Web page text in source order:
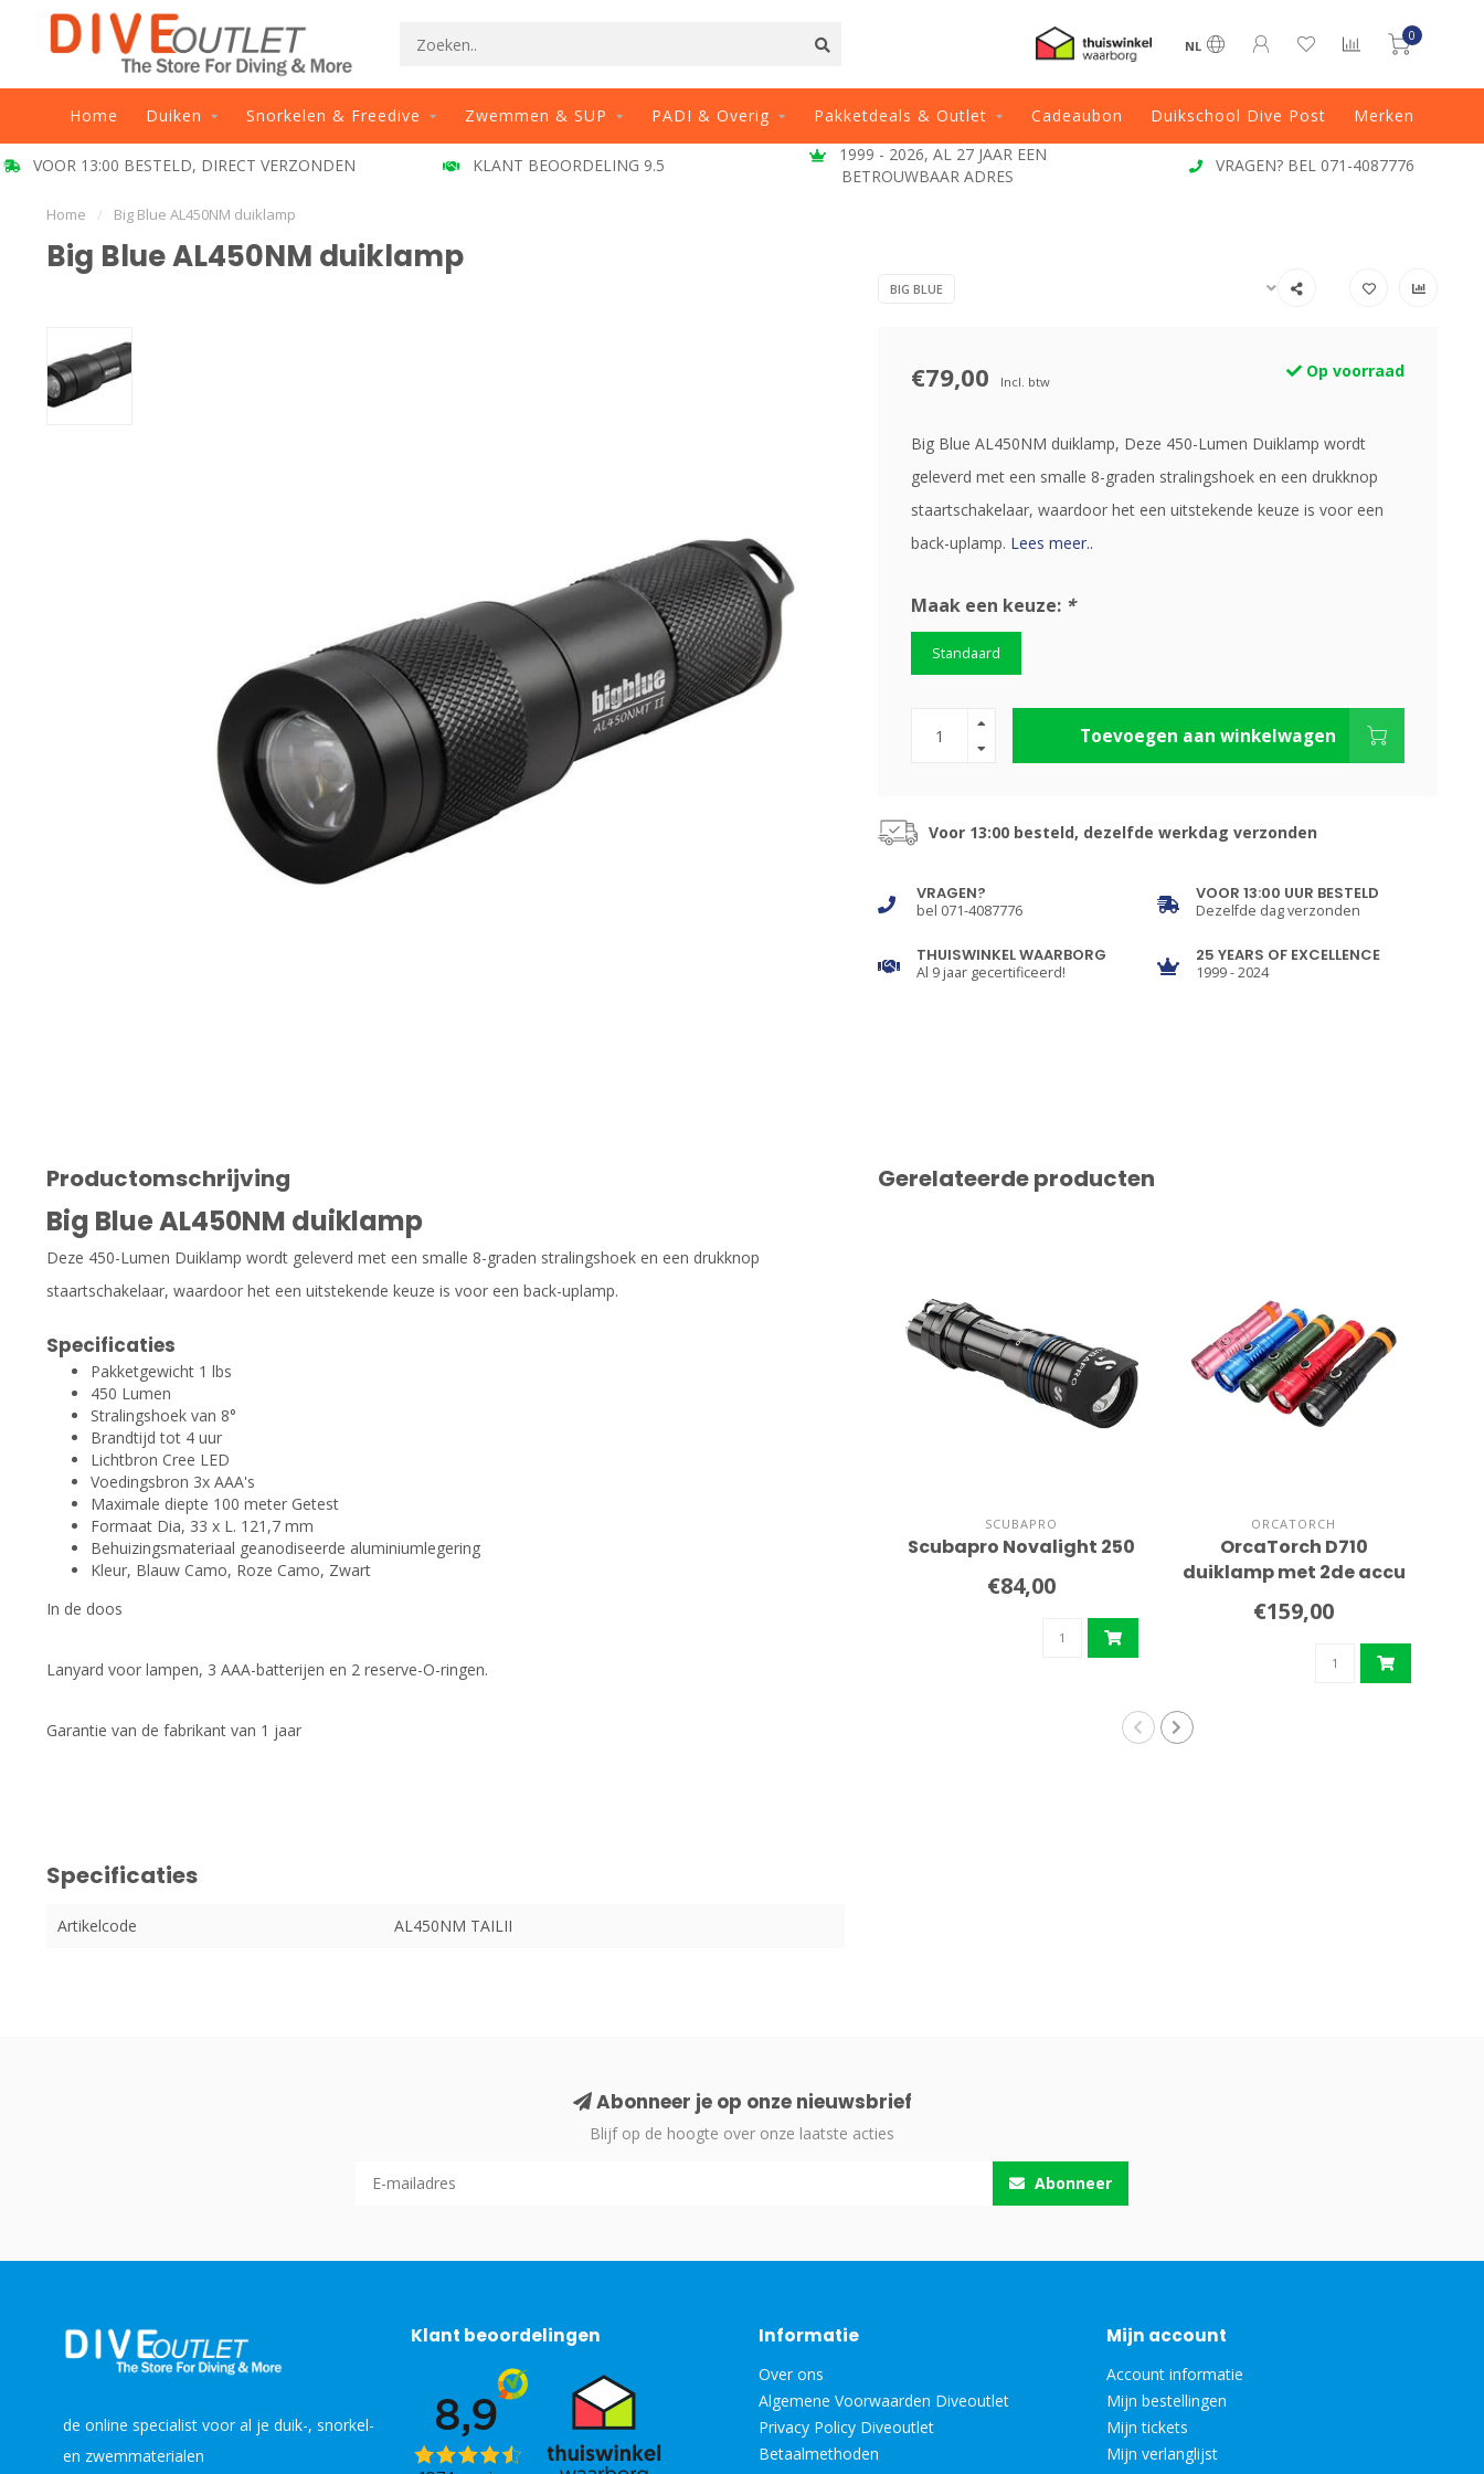
NL
0
Home Duiken Snorkelen & Freedive Zwemmen & SUP PADI & Overig Pakketdeals & Outlet Cadeaubon Duikschool Dive Post Merken
VOOR 13:00 BESTELD, DIRECT VERZONDEN KLANT BEOORDELING 9.5
1999 - 2026, AL 27 JAAR EEN
BETROUWBAAR ADRES
VRAGEN? BEL 071-4087776
Home / Big Blue AL450NM duiklamp
Big Blue AL450NM duiklamp
BIG BLUE
€79,00 Incl. btw
Op voorraad
Big Blue AL450NM duiklamp, Deze 450-Lumen Duiklamp wordt
geleverd met een smalle 8-graden stralingshoek en een drukknop
staartschakelaar, waardoor het een uitstekende keuze is voor een
back-uplamp. Lees meer..
Maak een keuze: *
Standaard
Toevoegen aan winkelwagen
Voor 13:00 besteld, dezelfde werkdag verzonden
VRAGEN?
bel 071-4087776
VOOR 13:00 UUR BESTELD
Dezelfde dag verzonden
THUISWINKEL WAARBORG
Al 9 jaar gecertificeerd!
25 YEARS OF EXCELLENCE
1999 - 2024
Productomschrijving
Big Blue AL450NM duiklamp
Deze 450-Lumen Duiklamp wordt geleverd met een smalle 8-graden stralingshoek en een drukknop
staartschakelaar, waardoor het een uitstekende keuze is voor een back-uplamp.
Specificaties
Pakketgewicht 1 lbs
450 Lumen
Stralingshoek van 8°
Brandtijd tot 4 uur
Lichtbron Cree LED
Voedingsbron 3x AAA's
Maximale diepte 100 meter Getest
Formaat Dia, 33 x L. 121,7 mm
Behuizingsmateriaal geanodiseerde aluminiumlegering
Kleur, Blauw Camo, Roze Camo, Zwart
In de doos
Lanyard voor lampen, 3 AAA-batterijen en 2 reserve-O-ringen.
Garantie van de fabrikant van 1 jaar
Specificaties
Artikelcode AL450NM TAILII
Gerelateerde producten
SCUBAPRO
Scubapro Novalight 250
€84,00
ORCATORCH
OrcaTorch D710
duiklamp met 2de accu
€159,00
Abonneer je op onze nieuwsbrief
Blijf op de hoogte over onze laatste acties
Abonneer
de online specialist voor al je duik-, snorkel-
en zwemmaterialen
Klant beoordelingen Informatie
Over ons
Algemene Voorwaarden Diveoutlet
Privacy Policy Diveoutlet
Betaalmethoden
Mijn account
Account informatie
Mijn bestellingen
Mijn tickets
Mijn verlanglijst